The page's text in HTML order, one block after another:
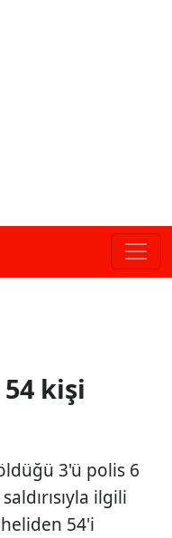
kişi
3'ü polis 6
ilgili
54'i